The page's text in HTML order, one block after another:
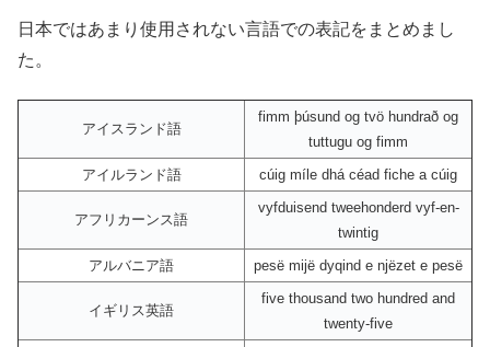
日本ではあまり使用されない言語での表記をまとめまし
た。
アイスランド語
fimm þúsund og tvö hundrað og
tuttugu og fimm
アイルランド語
cúig míle dhá céad fiche a cúig
アフリカーンス語
vyfduisend tweehonderd vyf-en-
twintig
アルバニア語
pesë mijë dyqind e njëzet e pesë
イギリス英語
five thousand two hundred and
twenty-five